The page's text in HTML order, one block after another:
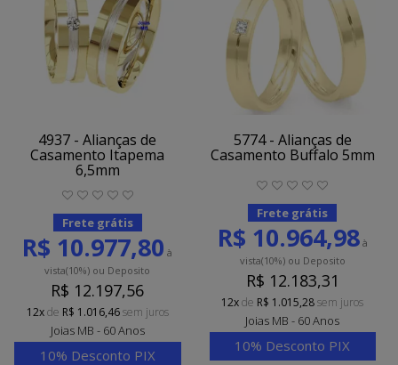
4937 - Alianças de
Casamento Itapema
6,5mm
Frete grátis
R$ 10.977,80 à
vista(10%) ou Deposito
R$ 12.197,56
12xde R$ 1.016,46sem juros
Joias MB - 60 Anos
10% Desconto PIX
5774 - Alianças de
Casamento Buffalo 5mm
Frete grátis
R$ 10.964,98à
vista(10%)ou Deposito
R$ 12.183,31
12xde R$ 1.015,28sem juros
Joias MB - 60 Anos
10% Desconto PIX